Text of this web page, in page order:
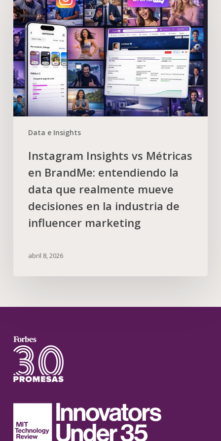
Data e Insights
Instagram Insights vs Métricas
en BrandMe: entendiendo la
data que realmente mueve
decisiones en la industria de
influencer marketing
abril 8, 2026